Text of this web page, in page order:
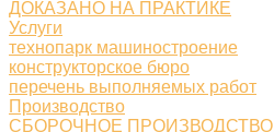
ДОКАЗАНО НА ПРАКТИКЕ
Услуги
технопарк машиностроение
конструкторское бюро
перечень выполняемых работ
Производство
СБОРОЧНОЕ ПРОИЗВОДСТВО